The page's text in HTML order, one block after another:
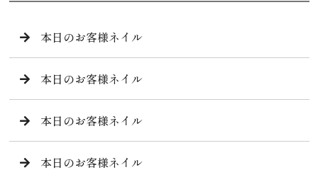
本日のお客様ネイル
本日のお客様ネイル
本日のお客様ネイル
本日のお客様ネイル